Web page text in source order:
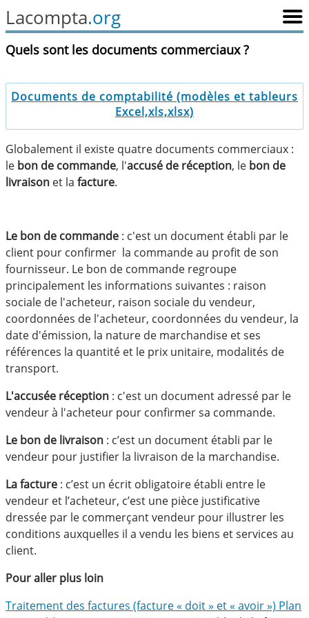
Lacompta.org
Quels sont les documents commerciaux ?
Documents de comptabilité (modèles et tableurs
Excel,xls,xlsx)
Globalement il existe quatre documents commerciaux :
le bon de commande, l'accusé de réception, le bon de
livraison et la facture.
Le bon de commande : c'est un document établi par le
client pour confirmer la commande au profit de son
fournisseur. Le bon de commande regroupe
principalement les informations suivantes : raison
sociale de l'acheteur, raison sociale du vendeur,
coordonnées de l'acheteur, coordonnées du vendeur, la
date d'émission, la nature de marchandise et ses
références la quantité et le prix unitaire, modalités de
transport.
L'accusée réception : c'est un document adressé par le
vendeur à l'acheteur pour confirmer sa commande.
Le bon de livraison : c’est un document établi par le
vendeur pour justifier la livraison de la marchandise.
La facture : c’est un écrit obligatoire établi entre le
vendeur et l’acheteur, c’est une pièce justificative
dressée par le commerçant vendeur pour illustrer les
conditions auxquelles il a vendu les biens et services au
client.
Pour aller plus loin
Traitement des factures (facture « doit » et « avoir ») Plan